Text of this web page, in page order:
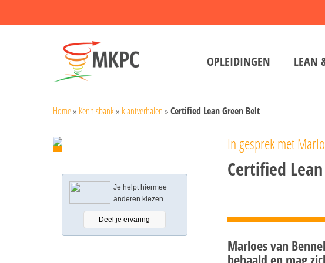
to
OPLEIDINGEN LEAN
Home» Kennisbank» klantverhalen»Certified Lean Green Belt
Je helpt hiermee
anderen kiezen.
Deel je ervaring
In gesprek met
Certified
Marloes van
behaald en mag